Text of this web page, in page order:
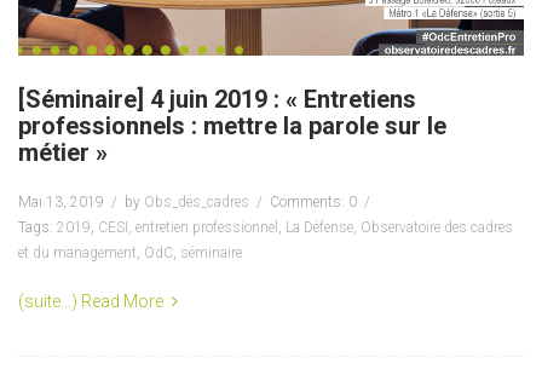
[Séminaire] 4 juin 2019 : « Entretiens
professionnels : mettre la parole sur le
métier »
Mai 13, 2019 by Obs_des_cadres
Comments: 0
Tags: 2019, CESI , entretien professionnel , La Défense, Observatoire des cadres
et du management, OdC, séminaire
(suite…) Read More